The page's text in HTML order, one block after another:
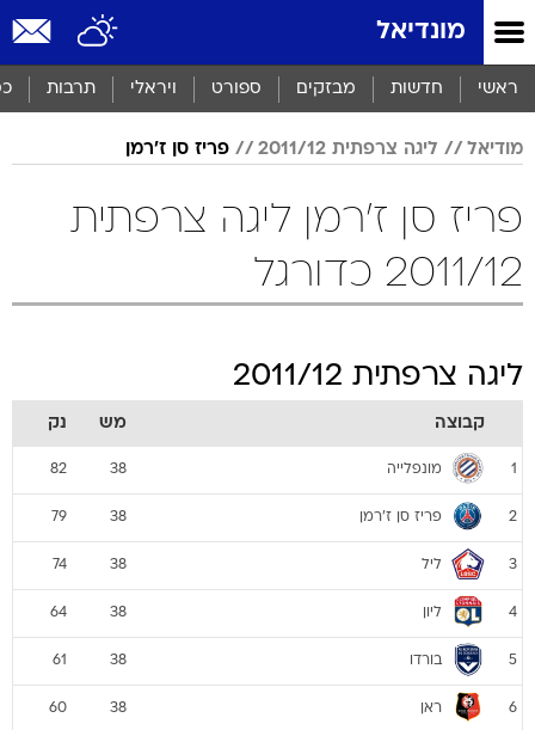
מונדיאל
ראשי חדשות מבזקים ספורט ויראלי תרבות
מודיאל ליגה צרפתית 2011/12 פריז סן ז'רמן
פריז סן ז'רמן ליגה צרפתית
2011/12 כדורגל
ליגה צרפתית 2011/12
קבוצה מש נק
1 מונפלייה 38
82
2 פריז סן ז'רמן 38
79
3 ליל 38
74
4 ליון 38
64
5 בורדו 38
61
6 ראן 38
60